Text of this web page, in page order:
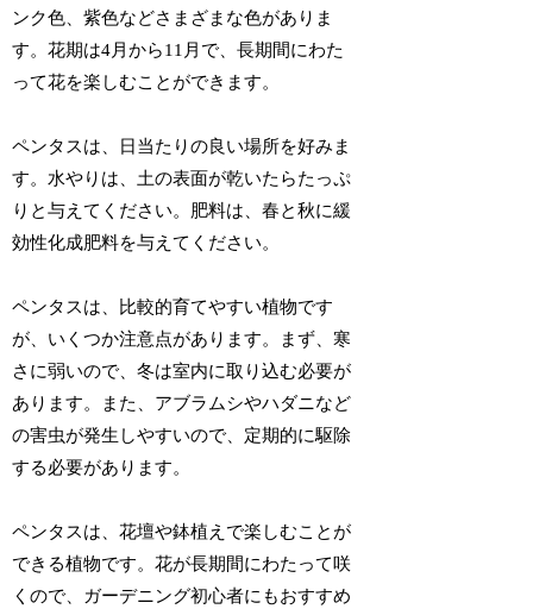
ンク色、紫色などさまざまな色がありま
す。花期は4月から11月で、長期間にわた
って花を楽しむことができます。
ペンタスは、日当たりの良い場所を好みま
す。水やりは、土の表面が乾いたらたっぷ
りと与えてください。肥料は、春と秋に緩
効性化成肥料を与えてください。
ペンタスは、比較的育てやすい植物です
が、いくつか注意点があります。まず、寒
さに弱いので、冬は室内に取り込む必要が
あります。また、アブラムシやハダニなど
の害虫が発生しやすいので、定期的に駆除
する必要があります。
ペンタスは、花壇や鉢植えで楽しむことが
できる植物です。花が長期間にわたって咲
くので、ガーデニング初心者にもおすすめ